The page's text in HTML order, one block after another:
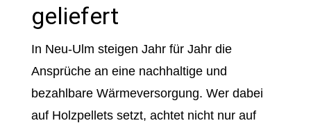
geliefert
In Neu-Ulm steigen Jahr für Jahr die
Ansprüche an eine nachhaltige und
bezahlbare Wärmeversorgung. Wer dabei
auf Holzpellets setzt, achtet nicht nur auf